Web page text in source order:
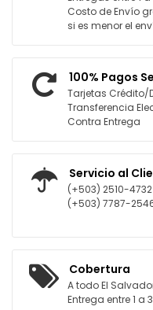
Costo de Envío
si es menor el
100% Pagos
Tarjetas Crédito/
Transferencia
Contra Entrega
Servicio al
(+503) 2510-4732
(+503) 7787-
Cobertura
A todo El
Entrega entre 1 a